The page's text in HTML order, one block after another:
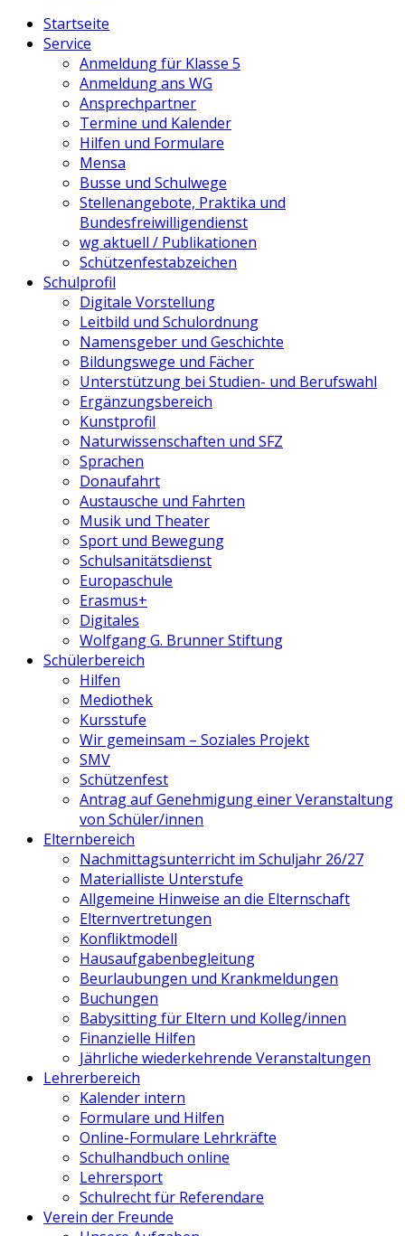
Startseite
Service
Anmeldung für Klasse 5
Anmeldung ans WG
Ansprechpartner
Termine und Kalender
Hilfen und Formulare
Mensa
Busse und Schulwege
Stellenangebote, Praktika und
Bundesfreiwilligendienst
wg aktuell / Publikationen
Schützenfestabzeichen
Schulprofil
Digitale Vorstellung
Leitbild und Schulordnung
Namensgeber und Geschichte
Bildungswege und Fächer
Unterstützung bei Studien- und Berufswahl
Ergänzungsbereich
Kunstprofil
Naturwissenschaften und SFZ
Sprachen
Donaufahrt
Austausche und Fahrten
Musik und Theater
Sport und Bewegung
Schulsanitätsdienst
Europaschule
Erasmus+
Digitales
Wolfgang G. Brunner Stiftung
Schülerbereich
Hilfen
Mediothek
Kursstufe
Wir gemeinsam – Soziales Projekt
SMV
Schützenfest
Antrag auf Genehmigung einer Veranstaltung
von Schüler/innen
Elternbereich
Nachmittagsunterricht im Schuljahr 26/27
Materialliste Unterstufe
Allgemeine Hinweise an die Elternschaft
Elternvertretungen
Konfliktmodell
Hausaufgabenbegleitung
Beurlaubungen und Krankmeldungen
Buchungen
Babysitting für Eltern und Kolleg/innen
Finanzielle Hilfen
Jährliche wiederkehrende Veranstaltungen
Lehrerbereich
Kalender intern
Formulare und Hilfen
Online-Formulare Lehrkräfte
Schulhandbuch online
Lehrersport
Schulrecht für Referendare
Verein der Freunde